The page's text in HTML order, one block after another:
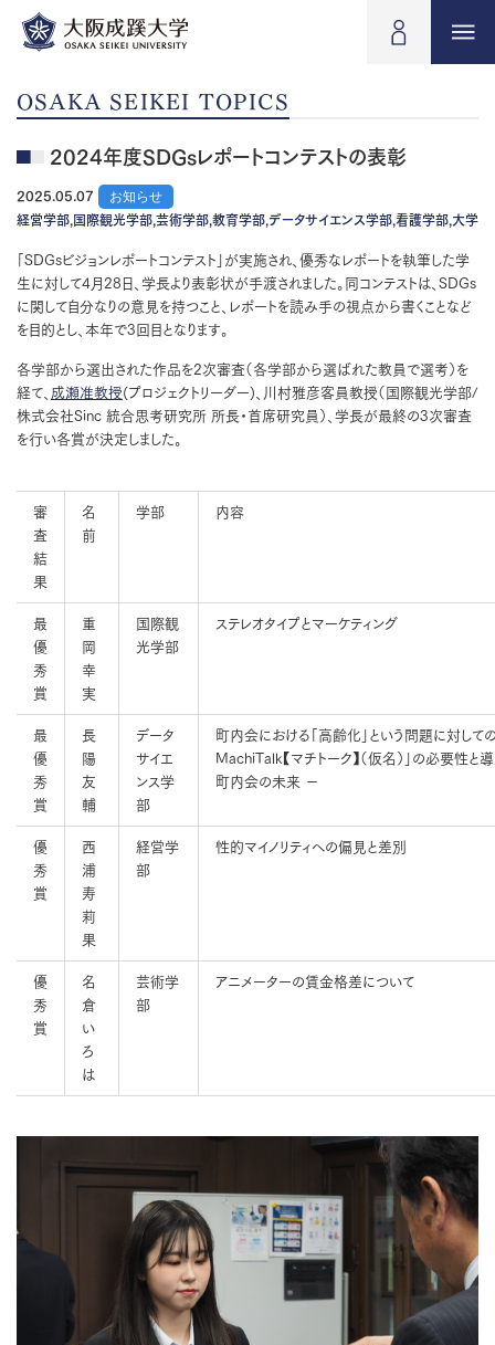
OSAKA SEIKEI TOPICS
2024年度SDGsレポートコンテストの表彰
2025.05.07 お知らせ
経営学部,国際観光学部,芸術学部,教育学部,データサイエンス学部,看護学部,大学
「SDGsビジョンレポートコンテスト」が実施され、優秀なレポートを執筆した学
生に対して4月28日、学長より表彰状が手渡されました。同コンテストは、SDGs
に関して自分なりの意見を持つこと、レポートを読み手の視点から書くことなど
を目的とし、本年で3回目となります。
各学部から選出された作品を2次審査（各学部から選ばれた教員で選考）を
経て、 成瀬准教授(プロジェクトリーダー)、川村雅彦客員教授（国際観光学部/
株式会社Sinc 統合思考研究所 所長・首席研究員）、学長が最終の3次審査
を行い各賞が決定しました。
審
査
結
果
名
前
学部 内容
最
優
秀
賞
重
岡
幸
実
国際観
光学部
ステレオタイプとマーケティング
最
優
秀
賞
長
陽
友
輔
データ
サイエ
ンス学
部
町内会における「高齢化」という問題に対して
MachiTalk【マチトーク】（仮名）」の必要性
町内会の未来 －
優
秀
賞
西
浦
寿
莉
果
経営学
部
性的マイノリティへの偏見と差別
優
秀
賞
名
倉
い
ろ
は
芸術学
部
アニメーターの賃金格差について